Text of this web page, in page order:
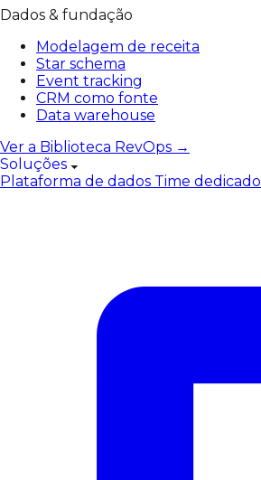
Dados & fundação
Modelagem de receita
Star schema
Event tracking
CRM como fonte
Data warehouse
Ver a Biblioteca RevOps →
Soluções
Plataforma de dados Time dedicado